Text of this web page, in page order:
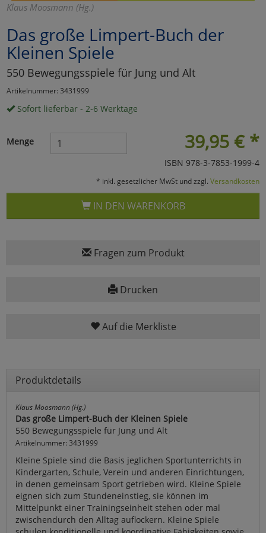
Klaus Moosmann (Hg.)
Das große Limpert-Buch der
Kleinen Spiele
550 Bewegungsspiele für Jung und Alt
Artikelnummer: 3431999
Sofort lieferbar - 2-6 Werktage
39,95 € *
Menge
ISBN 978-3-7853-1999-4
* inkl. gesetzlicher MwSt und zzgl. Versandkosten
IN DEN WARENKORB
Fragen zum Produkt
Drucken
Auf die Merkliste
Produktdetails
Klaus Moosmann (Hg.)
Das große Limpert-Buch der Kleinen Spiele
550 Bewegungsspiele für Jung und Alt
Artikelnummer: 3431999
Kleine Spiele sind die Basis jeglichen Sportunterrichts in
Kindergarten, Schule, Verein und anderen Einrichtungen,
in denen gemeinsam Sport getrieben wird. Kleine Spiele
eignen sich zum Stundeneinstieg, sie können im
Mittelpunkt einer Trainingseinheit stehen oder mal
zwischendurch den Alltag auflockern. Kleine Spiele
Umfragetools
zurück
zu Haupptseite